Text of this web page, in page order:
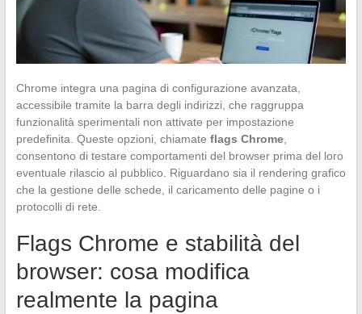
Chrome integra una pagina di configurazione avanzata,
accessibile tramite la barra degli indirizzi, che raggruppa
funzionalità sperimentali non attivate per impostazione
predefinita. Queste opzioni, chiamate flags Chrome,
consentono di testare comportamenti del browser prima del loro
eventuale rilascio al pubblico. Riguardano sia il rendering grafico
che la gestione delle schede, il caricamento delle pagine o i
protocolli di rete.
Flags Chrome e stabilità del
browser: cosa modifica
realmente la pagina